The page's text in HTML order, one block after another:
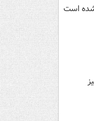
شده است